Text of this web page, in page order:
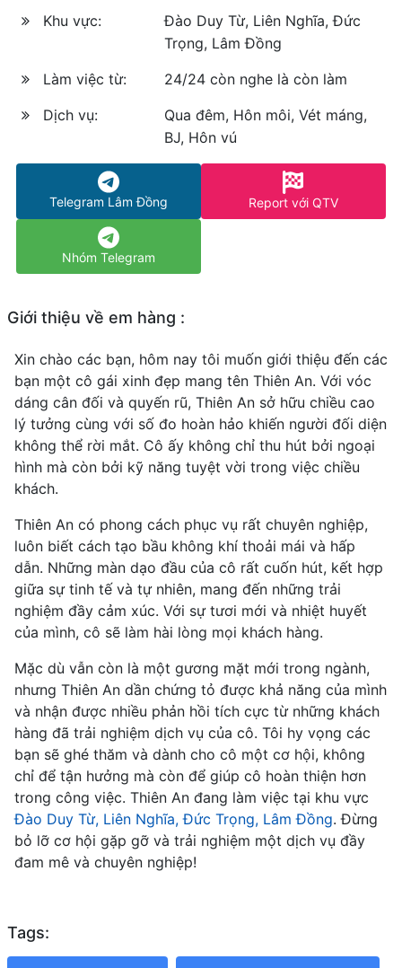
Khu vực:
Đào Duy Từ, Liên Nghĩa, Đức
Trọng, Lâm Đồng
Làm việc từ:
24/24 còn nghe là còn làm
Dịch vụ:
Qua đêm, Hôn môi, Vét máng,
BJ, Hôn vú
Telegram Lâm Đồng Report với QTV
Nhóm Telegram
Giới thiệu về em hàng :
Xin chào các bạn, hôm nay tôi muốn giới thiệu đến các
bạn một cô gái xinh đẹp mang tên Thiên An. Với vóc
dáng cân đối và quyến rũ, Thiên An sở hữu chiều cao
lý tưởng cùng với số đo hoàn hảo khiến người đối diện
không thể rời mắt. Cô ấy không chỉ thu hút bởi ngoại
hình mà còn bởi kỹ năng tuyệt vời trong việc chiều
khách.
Thiên An có phong cách phục vụ rất chuyên nghiệp,
luôn biết cách tạo bầu không khí thoải mái và hấp
dẫn. Những màn dạo đầu của cô rất cuốn hút, kết hợp
giữa sự tinh tế và tự nhiên, mang đến những trải
nghiệm đầy cảm xúc. Với sự tươi mới và nhiệt huyết
của mình, cô sẽ làm hài lòng mọi khách hàng.
Mặc dù vẫn còn là một gương mặt mới trong ngành,
nhưng Thiên An dần chứng tỏ được khả năng của mình
và nhận được nhiều phản hồi tích cực từ những khách
hàng đã trải nghiệm dịch vụ của cô. Tôi hy vọng các
bạn sẽ ghé thăm và dành cho cô một cơ hội, không
chỉ để tận hưởng mà còn để giúp cô hoàn thiện hơn
trong công việc. Thiên An đang làm việc tại khu vực
Đào Duy Từ, Liên Nghĩa, Đức Trọng, Lâm Đồng. Đừng
bỏ lỡ cơ hội gặp gỡ và trải nghiệm một dịch vụ đầy
đam mê và chuyên nghiệp!
Tags: